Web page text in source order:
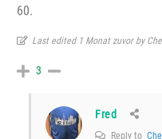
60.
Last edited 1 Monat zuvor by
3
Fred
Reply to